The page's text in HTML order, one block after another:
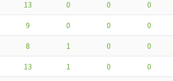
13 0 0 0
9 0 0 0
8 1 0 0
13 1 0 0